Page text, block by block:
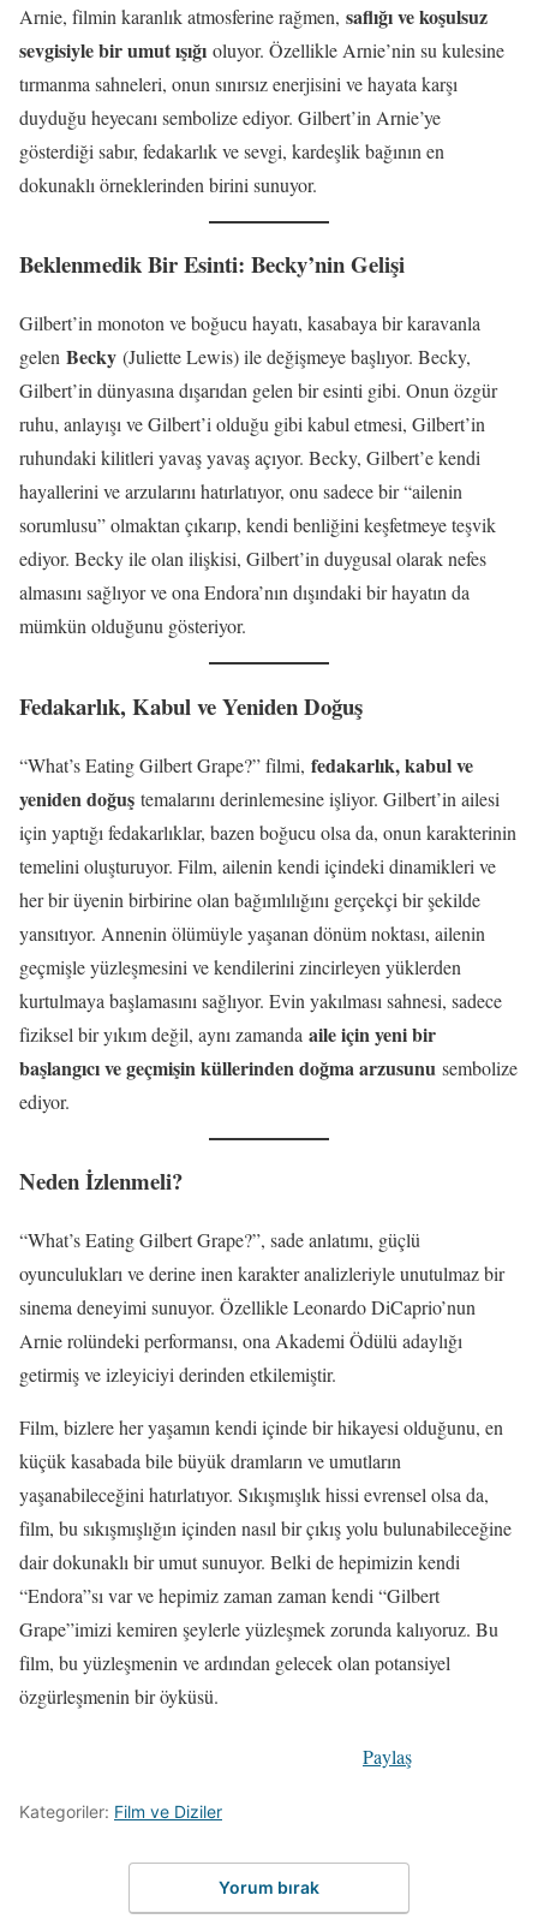
Arnie, filmin karanlık atmosferine rağmen, saflığı ve koşulsuz
sevgisiyle bir umut ışığı oluyor. Özellikle Arnie’nin su kulesine
tırmanma sahneleri, onun sınırsız enerjisini ve hayata karşı
duyduğu heyecanı sembolize ediyor. Gilbert’in Arnie’ye
gösterdiği sabır, fedakarlık ve sevgi, kardeşlik bağının en
dokunaklı örneklerinden birini sunuyor.
Beklenmedik Bir Esinti: Becky’nin Gelişi
Gilbert’in monoton ve boğucu hayatı, kasabaya bir karavanla
gelen Becky (Juliette Lewis) ile değişmeye başlıyor. Becky,
Gilbert’in dünyasına dışarıdan gelen bir esinti gibi. Onun özgür
ruhu, anlayışı ve Gilbert’i olduğu gibi kabul etmesi, Gilbert’in
ruhundaki kilitleri yavaş yavaş açıyor. Becky, Gilbert’e kendi
hayallerini ve arzularını hatırlatıyor, onu sadece bir “ailenin
sorumlusu” olmaktan çıkarıp, kendi benliğini keşfetmeye teşvik
ediyor. Becky ile olan ilişkisi, Gilbert’in duygusal olarak nefes
almasını sağlıyor ve ona Endora’nın dışındaki bir hayatın da
mümkün olduğunu gösteriyor.
Fedakarlık, Kabul ve Yeniden Doğuş
“What’s Eating Gilbert Grape?” filmi, fedakarlık, kabul ve
yeniden doğuş temalarını derinlemesine işliyor. Gilbert’in ailesi
için yaptığı fedakarlıklar, bazen boğucu olsa da, onun karakterinin
temelini oluşturuyor. Film, ailenin kendi içindeki dinamikleri ve
her bir üyenin birbirine olan bağımlılığını gerçekçi bir şekilde
yansıtıyor. Annenin ölümüyle yaşanan dönüm noktası, ailenin
geçmişle yüzleşmesini ve kendilerini zincirleyen yüklerden
kurtulmaya başlamasını sağlıyor. Evin yakılması sahnesi, sadece
fiziksel bir yıkım değil, aynı zamanda aile için yeni bir
başlangıcı ve geçmişin küllerinden doğma arzusunu sembolize
ediyor.
Neden İzlenmeli?
“What’s Eating Gilbert Grape?”, sade anlatımı, güçlü
oyunculukları ve derine inen karakter analizleriyle unutulmaz bir
sinema deneyimi sunuyor. Özellikle Leonardo DiCaprio’nun
Arnie rolündeki performansı, ona Akademi Ödülü adaylığı
getirmiş ve izleyiciyi derinden etkilemiştir.
Film, bizlere her yaşamın kendi içinde bir hikayesi olduğunu, en
küçük kasabada bile büyük dramların ve umutların
yaşanabileceğini hatırlatıyor. Sıkışmışlık hissi evrensel olsa da,
film, bu sıkışmışlığın içinden nasıl bir çıkış yolu bulunabileceğine
dair dokunaklı bir umut sunuyor. Belki de hepimizin kendi
“Endora”sı var ve hepimiz zaman zaman kendi “Gilbert
Grape”imizi kemiren şeylerle yüzleşmek zorunda kalıyoruz. Bu
film, bu yüzleşmenin ve ardından gelecek olan potansiyel
özgürleşmenin bir öyküsü.
Paylaş
Kategoriler: Film ve Diziler
Yorum bırak